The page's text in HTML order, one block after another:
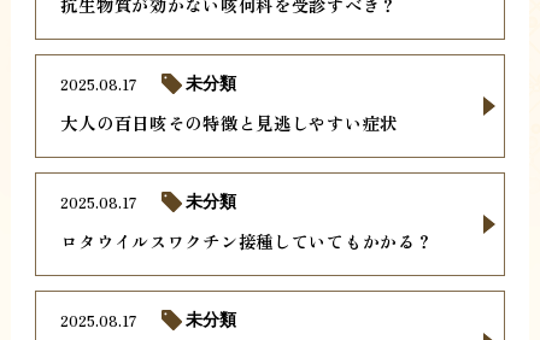
大人の百日咳その特徴と見逃しやすい症状
2025.08.17 未分類
ロタウイルスワクチン接種していてもかかる？
2025.08.17 未分類
2025.08.17 未分類